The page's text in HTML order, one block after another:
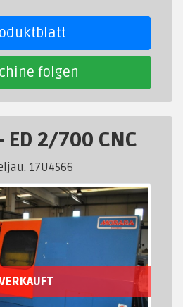
folgen
ED 2/700 CNC
17U4566